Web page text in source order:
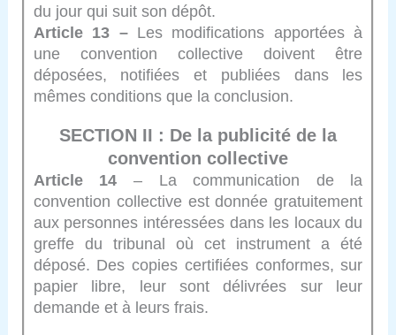
du jour qui suit son dépôt.
Article 13 –Les modifications apportées à
une convention collective doivent être
déposées, notifiées et publiées dans les
mêmes conditions que la conclusion.
SECTION II : De la publicité de la
convention collective
Article 14 – La communication de la
convention collective est donnée gratuitement
aux personnes intéressées dans les locaux du
greffe du tribunal où cet instrument a été
déposé. Des copies certifiées conformes, sur
papier libre, leur sont délivrées sur leur
demande et à leurs frais.